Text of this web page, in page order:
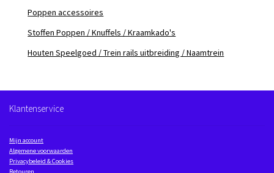
Poppen accessoires
Stoffen Poppen / Knuffels / Kraamkado's
Houten Speelgoed / Trein rails uitbreiding / Naamtrein
Klantenservice
Mijn account
Algemene voorwaarden
Privacybeleid & Cookies
Retouren